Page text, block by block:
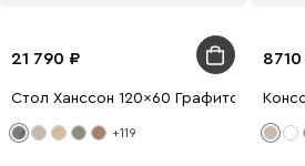
21 790
Стол Ханссон 120x60 Графитовый/
+119
8710